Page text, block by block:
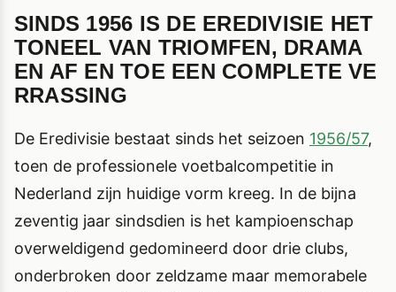
SINDS 1956 IS DE EREDIVISIE HET
TONEEL VAN TRIOMFEN, DRAMA
EN AF EN TOE EEN COMPLETE VE
RRASSING
De Eredivisie bestaat sinds het seizoen 1956/57,
toen de professionele voetbalcompetitie in
Nederland zijn huidige vorm kreeg. In de bijna
zeventig jaar sindsdien is het kampioenschap
overweldigend gedomineerd door drie clubs,
onderbroken door zeldzame maar memorabele